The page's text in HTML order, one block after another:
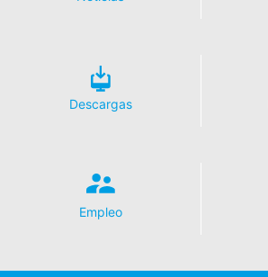
Descargas
Empleo